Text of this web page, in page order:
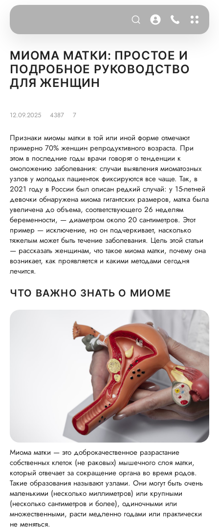
МИОМА МАТКИ: ПРОСТОЕ И
ПОДРОБНОЕ РУКОВОДСТВО
ДЛЯ ЖЕНЩИН
12.09.2025 4387 7
Признаки миомы матки в той или иной форме отмечают
примерно 70% женщин репродуктивного возраста. При
этом в последние годы врачи говорят о тенденции к
омоложению заболевания: случаи выявления миоматозных
узлов у молодых пациенток фиксируются все чаще. Так, в
2021 году в России был описан редкий случай: у 15-летней
девочки обнаружена миома гигантских размеров, матка была
увеличена до объема, соответствующего 26 неделям
беременности, — диаметром около 20 сантиметров. Этот
пример — исключение, но он подчеркивает, насколько
тяжелым может быть течение заболевания. Цель этой статьи
— рассказать женщинам, что такое миома матки, почему она
возникает, как проявляется и какими методами сегодня
лечится.
ЧТО ВАЖНО ЗНАТЬ О МИОМЕ
Миома матки — это доброкачественное разрастание
собственных клеток (не раковых) мышечного слоя матки,
который отвечает за сокращение органа во время родов.
Такие образования называют узлами. Они могут быть очень
маленькими (несколько миллиметров) или крупными
(несколько сантиметров и более), одиночными или
множественными, расти медленно годами или практически
не меняться.